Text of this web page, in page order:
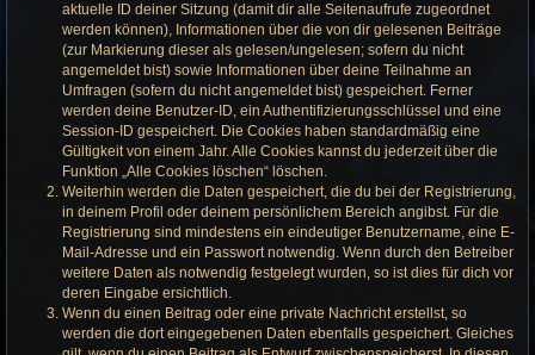
aktuelle ID deiner Sitzung (damit dir alle Seitenaufrufe zugeordnet
werden können), Informationen über die von dir gelesenen Beiträge
(zur Markierung dieser als gelesen/ungelesen; sofern du nicht
angemeldet bist) sowie Informationen über deine Teilnahme an
Umfragen (sofern du nicht angemeldet bist) gespeichert. Ferner
werden deine Benutzer-ID, ein Authentifizierungsschlüssel und eine
Session-ID gespeichert. Die Cookies haben standardmäßig eine
Gültigkeit von einem Jahr. Alle Cookies kannst du jederzeit über die
Funktion „Alle Cookies löschen“ löschen.
Weiterhin werden die Daten gespeichert, die du bei der Registrierung,
in deinem Profil oder deinem persönlichem Bereich angibst. Für die
Registrierung sind mindestens ein eindeutiger Benutzername, eine E-
Mail-Adresse und ein Passwort notwendig. Wenn durch den Betreiber
weitere Daten als notwendig festgelegt wurden, so ist dies für dich vor
deren Eingabe ersichtlich.
Wenn du einen Beitrag oder eine private Nachricht erstellst, so
werden die dort eingegebenen Daten ebenfalls gespeichert. Gleiches